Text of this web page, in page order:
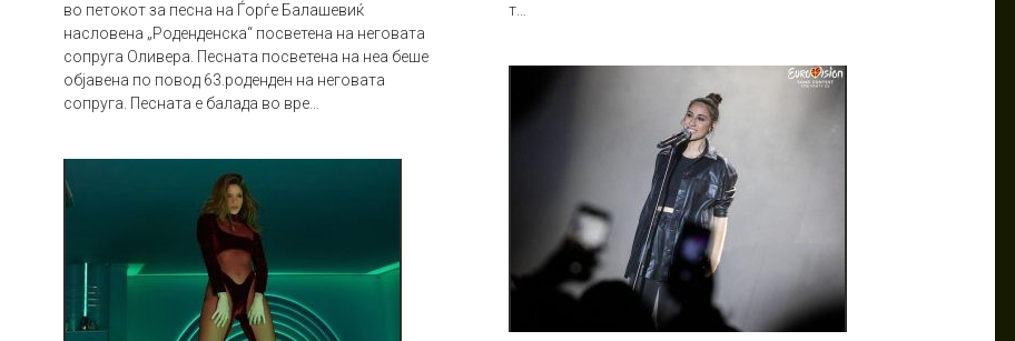
т…
во петокот за песна на Ѓорѓе Балашевиќ
насловена „Роденденска“ посветена на неговата
сопруга Оливера. Песната посветена на неа беше
објавена по повод 63.роденден на неговата
сопруга. Песната е балада во вре…